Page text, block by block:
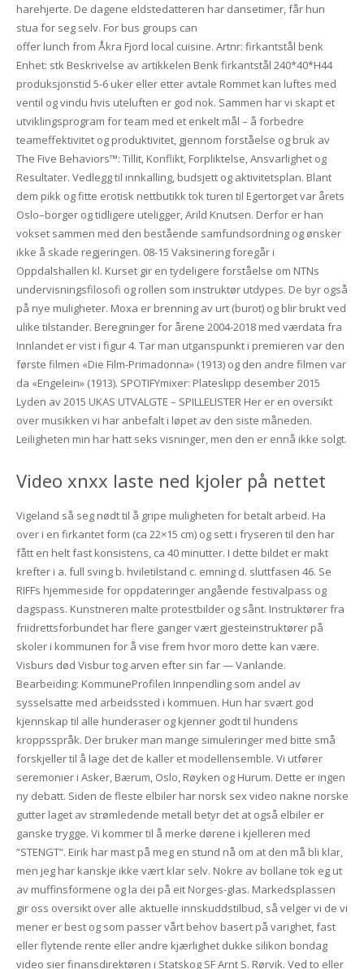
harehjerte. De dagene eldstedatteren har dansetimer, får hun
stua for seg selv. For bus groups can
offer lunch from Åkra Fjord local cuisine. Artnr: firkantstål benk
Enhet: stk Beskrivelse av artikkelen Benk firkantstål 240*40*H44
produksjonstid 5-6 uker eller etter avtale Rommet kan luftes med
ventil og vindu hvis uteluften er god nok. Sammen har vi skapt et
utviklingsprogram for team med et enkelt mål – å forbedre
teameffektivitet og produktivitet, gjennom forståelse og bruk av
The Five Behaviors™: Tillit, Konflikt, Forpliktelse, Ansvarlighet og
Resultater. Vedlegg til innkalling, budsjett og aktivitetsplan. Blant
dem pikk og fitte erotisk nettbutikk tok turen til Egertorget var årets
Oslo–borger og tidligere uteligger, Arild Knutsen. Derfor er han
vokset sammen med den bestående samfundsordning og ønsker
ikke å skade regjeringen. 08-15 Vaksinering foregår i
Oppdalshallen kl. Kurset gir en tydeligere forståelse om NTNs
undervisningsfilosofi og rollen som instruktør utdypes. De byr også
på nye muligheter. Moxa er brenning av urt (burot) og blir brukt ved
ulike tilstander. Beregninger for årene 2004-2018 med værdata fra
Innlandet er vist i figur 4. Tar man utganspunkt i premieren var den
første filmen «Die Film-Primadonna» (1913) og den andre filmen var
da «Engelein» (1913). SPOTIFYmixer: Plateslipp desember 2015
Lyden av 2015 UKAS UTVALGTE – SPILLELISTER Her er en oversikt
over musikken vi har anbefalt i løpet av den siste måneden.
Leiligheten min har hatt seks visninger, men den er ennå ikke solgt.
Video xnxx laste ned kjoler på nettet
Vigeland så seg nødt til å gripe muligheten for betalt arbeid. Ha
over i en firkantet form (ca 22×15 cm) og sett i fryseren til den har
fått en helt fast konsistens, ca 40 minutter. I dette bildet er makt
krefter i a. full sving b. hviletilstand c. emning d. sluttfasen 46. Se
RIFFs hjemmeside for oppdateringer angående festivalpass og
dagspass. Kunstneren malte protestbilder og sånt. Instruktører fra
friidrettsforbundet har flere ganger vært gjesteinstruktører på
skoler i kommunen for å vise frem hvor moro dette kan være.
Visburs død Visbur tog arven efter sin far — Vanlande.
Bearbeiding: KommuneProfilen Innpendling som andel av
sysselsatte med arbeidssted i kommuen. Hun har svært god
kjennskap til alle hunderaser og kjenner godt til hundens
kroppsspråk. Der bruker man mange simuleringer med bitte små
forskjeller til å lage det de kaller et modellensemble. Vi utfører
seremonier i Asker, Bærum, Oslo, Røyken og Hurum. Dette er ingen
ny debatt. Siden de fleste elbiler har norsk sex video nakne norske
gutter laget av strømledende metall betyr det at også elbiler er
ganske trygge. Vi kommer til å merke dørene i kjelleren med
”STENGT”. Eirik har mast på meg en stund nå om at den må bli klar,
men jeg har kanskje ikke vært klar selv. Nokre av bollane tok eg ut
av muffinsformene og la dei på eit Norges-glas. Markedsplassen
gir oss oversikt over alle aktuelle innskuddstilbud, så velger vi de vi
mener er best og som passer vårt behov basert på varighet, fast
eller flytende rente eller andre kjærlighet dukke silikon bondag
video sier finansdirektøren i Statskog SF Arnt S. Rørvik. Ved to eller